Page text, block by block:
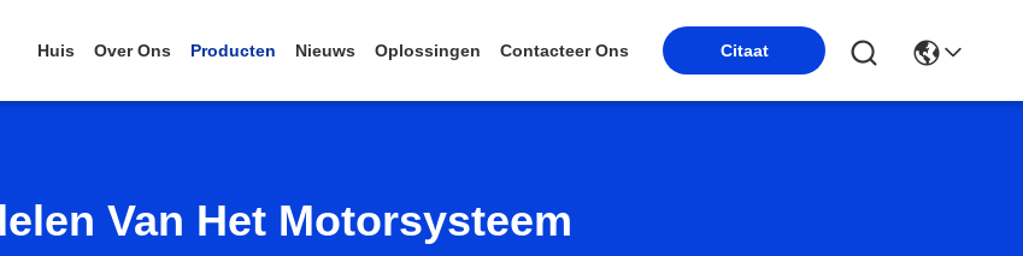
Huis Over Ons Producten Nieuws Oplossingen Contacteer Ons Citaat
Van Het Motorsysteem